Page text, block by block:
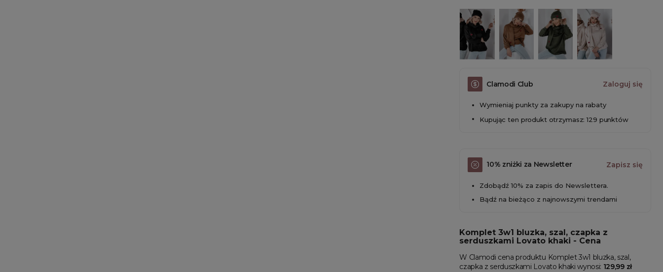
Clamodi Club Zaloguj się
Wymieniaj punkty za zakupy na rabaty
Kupując ten produkt otrzymasz: 129 punktów
10% zniżki za Newsletter Zapisz się
Zdobądź 10% za zapis do Newslettera.
Bądź na bieżąco z najnowszymi trendami
Komplet 3w1 bluzka, szal, czapka z
serduszkami Lovato khaki - Cena
W Clamodi cena produktu Komplet 3w1 bluzka, szal,
czapka z serduszkami Lovato khaki wynosi: 129,99 zł